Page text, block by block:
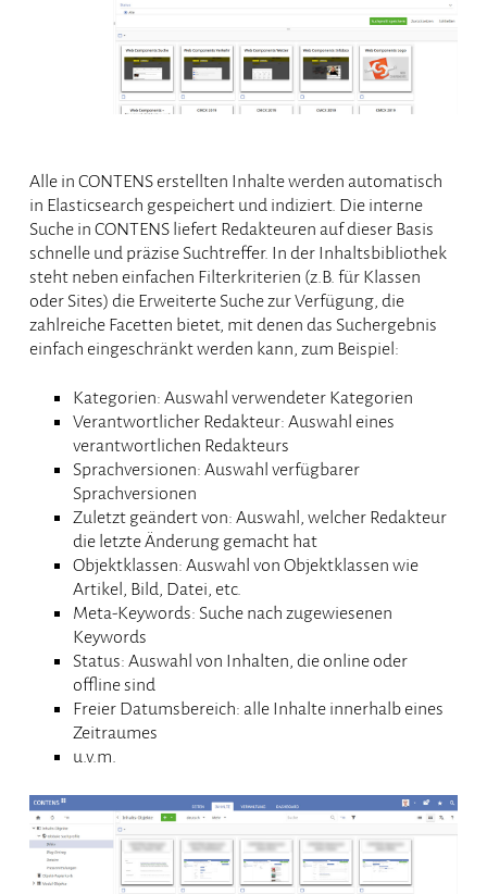
Alle in CONTENS erstellten Inhalte werden automatisch
in Elasticsearch gespeichert und indiziert. Die interne
Suche in CONTENS liefert Redakteuren auf dieser Basis
schnelle und präzise Suchtreffer. In der Inhaltsbibliothek
steht neben einfachen Filterkriterien (z.B. für Klassen
oder Sites) die Erweiterte Suche zur Verfügung, die
zahlreiche Facetten bietet, mit denen das Suchergebnis
einfach eingeschränkt werden kann, zum Beispiel:
Kategorien: Auswahl verwendeter Kategorien
Verantwortlicher Redakteur: Auswahl eines
verantwortlichen Redakteurs
Sprachversionen: Auswahl verfügbarer
Sprachversionen
Zuletzt geändert von: Auswahl, welcher Redakteur
die letzte Änderung gemacht hat
Objektklassen: Auswahl von Objektklassen wie
Artikel, Bild, Datei, etc.
Meta-Keywords: Suche nach zugewiesenen
Keywords
Status: Auswahl von Inhalten, die online oder
offline sind
Freier Datumsbereich: alle Inhalte innerhalb eines
Zeitraumes
u.v.m.